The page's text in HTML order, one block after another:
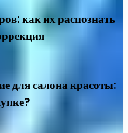
как их распознать
для салона красоты: